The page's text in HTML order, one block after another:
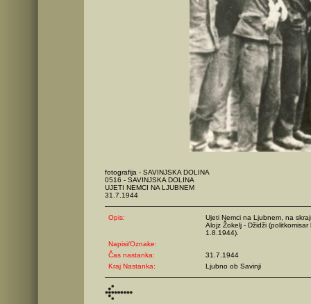
fotografija - SAVINJSKA DOLINA
0516 - SAVINJSKA DOLINA
UJETI NEMCI NA LJUBNEM
31.7.1944
Opis:
Ujeti Nemci na Ljubnem, na
Alojz Žokelj - Džidži
1.8.1944).
Napisi/Oznake:
Čas nastanka:
31.7.1944
Kraj Nastanka:
Ljubno ob Savinji